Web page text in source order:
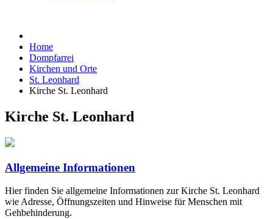
Home
Dompfarrei
Kirchen und Orte
St. Leonhard
Kirche St. Leonhard
Kirche St. Leonhard
Allgemeine Informationen
Hier finden Sie allgemeine Informationen zur Kirche St. Leonhard
wie Adresse, Öffnungszeiten und Hinweise für Menschen mit
Gehbehinderung.